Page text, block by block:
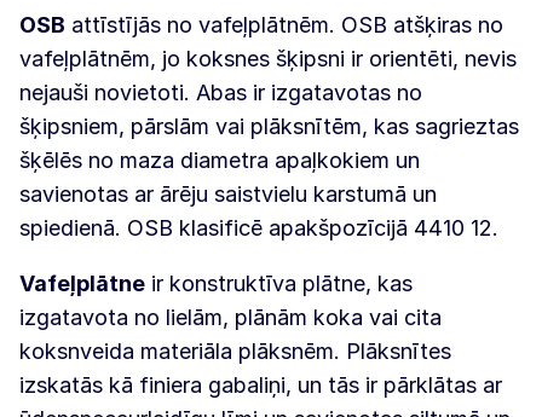
OSB attīstījās no vafeļplātnēm. OSB atšķiras no
vafeļplātnēm, jo koksnes šķipsni ir orientēti, nevis
nejauši novietoti. Abas ir izgatavotas no
šķipsniem, pārslām vai plāksnītēm, kas sagrieztas
šķēlēs no maza diametra apaļkokiem un
savienotas ar ārēju saistvielu karstumā un
spiedienā. OSB klasificē apakšpozīcijā 4410 12.
Vafeļplātne ir konstruktīva plātne, kas
izgatavota no lielām, plānām koka vai cita
koksnveida materiāla plāksnēm. Plāksnītes
izskatās kā finiera gabaliņi, un tās ir pārklātas ar